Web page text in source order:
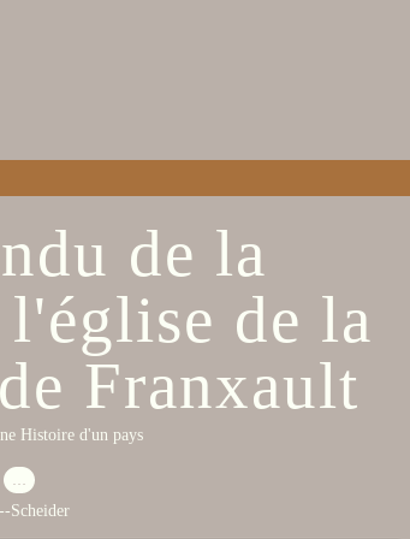
de la
de la
Franxault
Histoire d'un pays
…
Scheider